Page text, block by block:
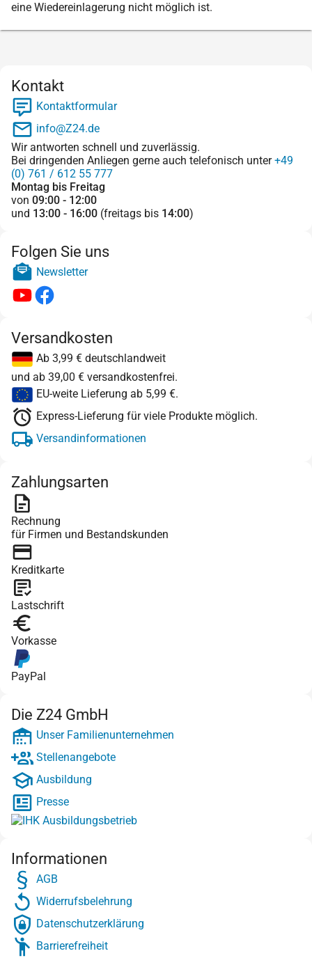
eine Wiedereinlagerung nicht möglich ist.
Kontakt
Kontaktformular
info@Z24.de
Wir antworten schnell und zuverlässig.
Bei dringenden Anliegen gerne auch telefonisch unter+49
(0) 761 / 612 55 777
Montag bis Freitag
von 09:00 - 12:00
und 13:00 - 16:00 (freitags bis 14:00)
Folgen Sie uns
Newsletter
Versandkosten
Ab 3,99 € deutschlandweit
und ab 39,00 € versandkostenfrei.
EU-weite Lieferung ab 5,99 €.
Express-Lieferung für viele Produkte möglich.
Versandinformationen
Zahlungsarten
Rechnung
für Firmen und Bestandskunden
Kreditkarte
Lastschrift
Vorkasse
PayPal
Die Z24 GmbH
Unser Familienunternehmen
Stellenangebote
Ausbildung
Presse
Informationen
AGB
Widerrufsbelehrung
Datenschutzerklärung
Barrierefreiheit